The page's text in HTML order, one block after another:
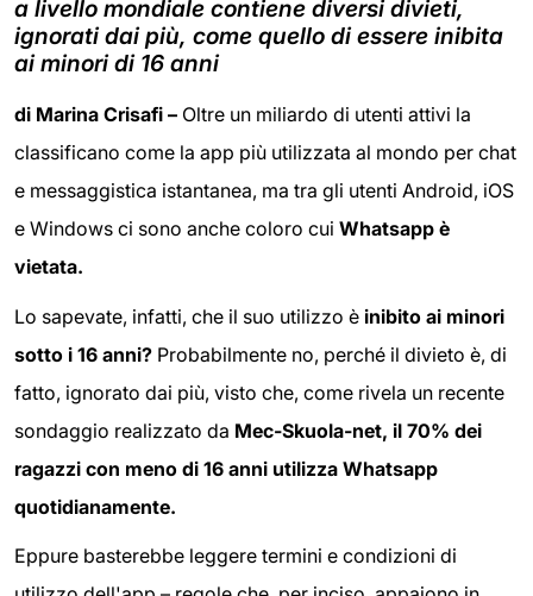
a livello mondiale contiene diversi divieti,
ignorati dai più, come quello di essere inibita
ai minori di 16 anni
di Marina Crisafi – Oltre un miliardo di utenti attivi la
classificano come la app più utilizzata al mondo per chat
e messaggistica istantanea, ma tra gli utenti Android, iOS
e Windows ci sono anche coloro cui Whatsapp è
vietata.
Lo sapevate, infatti, che il suo utilizzo è inibito ai minori
sotto i 16 anni? Probabilmente no, perché il divieto è, di
fatto, ignorato dai più, visto che, come rivela un recente
sondaggio realizzato da Mec-Skuola-net, il 70% dei
ragazzi con meno di 16 anni utilizza Whatsapp
quotidianamente.
Eppure basterebbe leggere termini e condizioni di